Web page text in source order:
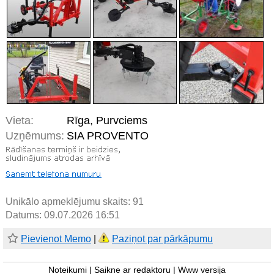
Vieta:
Rīga, Purvciems
Uzņēmums: SIA PROVENTO
Unikālo apmeklējumu skaits: 91
Datums: 09.07.2026 16:51
Pievienot Memo Paziņot par pārkāpumu
Noteikumi Saikne ar redaktoru Www versija